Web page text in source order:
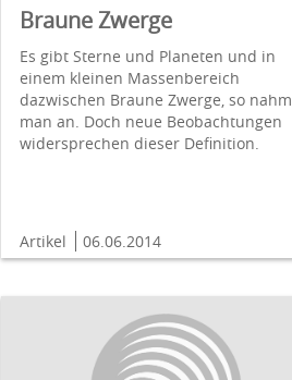
Braune Zwerge
Es gibt Sterne und Planeten und in
einem kleinen Massenbereich
dazwischen Braune Zwerge, so nahm
man an. Doch neue Beobachtungen
widersprechen dieser Definition.
Artikel 06.06.2014